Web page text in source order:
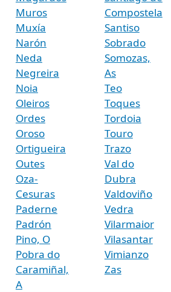
Muros
Muxía
Narón
Neda
Negreira
Noia
Oleiros
Ordes
Oroso
Ortigueira
Outes
Oza-
Cesuras
Paderne
Padrón
Pino, O
Pobra do
Caramiñal,
A
Compostela
Santiso
Sobrado
Somozas,
As
Teo
Toques
Tordoia
Touro
Trazo
Val do
Dubra
Valdoviño
Vedra
Vilarmaior
Vilasantar
Vimianzo
Zas